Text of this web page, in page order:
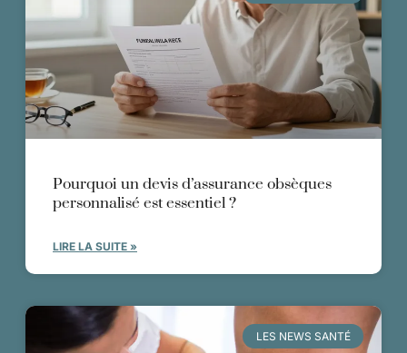
Pourquoi un devis d’assurance obsèques
personnalisé est essentiel ?
LIRE LA SUITE »
LES NEWS SANTÉ